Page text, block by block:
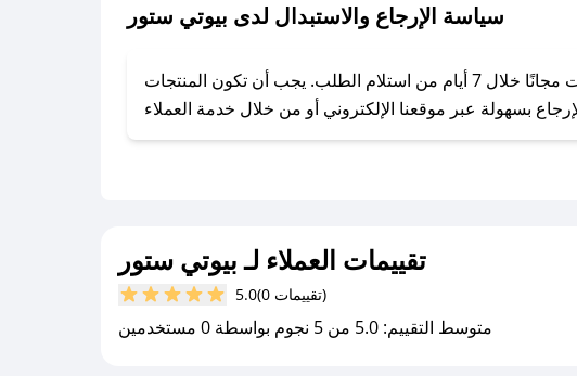
سياسة الإرجاع والاستبدال لدى بيوتي ستور
يحرص بيوتي ستور على توفير تجربة تسوق آمنة ومريحة لعملائه، حيث يمكنك استرجاع أو استبدال المنتجات مجانًا خلال 7 أيام من استلام الطلب. يجب أن تكون المنتجات
تقييمات العملاء لـ بيوتي ستور
5.0 (0 تقييمات)
متوسط التقييم: 5.0 من 5 نجوم بواسطة 0 مستخدمين